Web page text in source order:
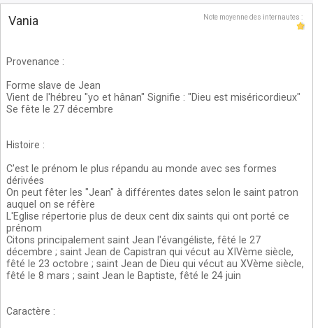
Vania Note moyenne des internautes :
Provenance :
Forme slave de Jean
Vient de l'hébreu "yo et hânan" Signifie : "Dieu est miséricordieux"
Se fête le 27 décembre
Histoire :
C'est le prénom le plus répandu au monde avec ses formes
dérivées
On peut fêter les "Jean" à différentes dates selon le saint patron
auquel on se réfère
L'Eglise répertorie plus de deux cent dix saints qui ont porté ce
prénom
Citons principalement saint Jean l'évangéliste, fêté le 27
décembre ; saint Jean de Capistran qui vécut au XIVème siècle,
fêté le 23 octobre ; saint Jean de Dieu qui vécut au XVème siècle,
fêté le 8 mars ; saint Jean le Baptiste, fêté le 24 juin
Caractère :